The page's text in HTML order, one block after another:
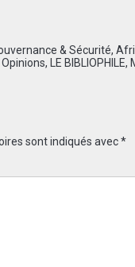
& Sécurité,
, LE BIBLIOPHILE,
sont indiqués avec*